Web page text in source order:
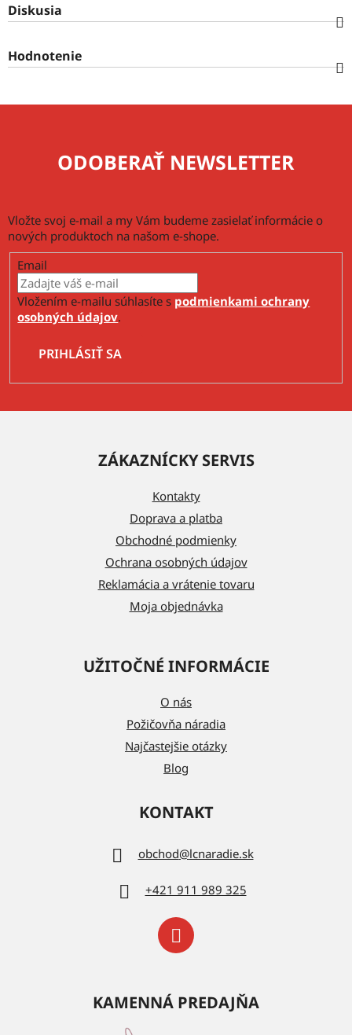
Diskusia
Hodnotenie
ODOBERAŤ NEWSLETTER
Vložte svoj e-mail a my Vám budeme zasielať informácie o
nových produktoch na našom e-shope.
Email
Vložením e-mailu súhlasíte s podmienkami ochrany
osobných údajov.
PRIHLÁSIŤ SA
ZÁKAZNÍCKY SERVIS
Kontakty
Doprava a platba
Obchodné podmienky
Ochrana osobných údajov
Reklamácia a vrátenie tovaru
Moja objednávka
UŽITOČNÉ INFORMÁCIE
O nás
Požičovňa náradia
Najčastejšie otázky
Blog
KONTAKT
obchod@lcnaradie.sk
+421 911 989 325
KAMENNÁ PREDAJŇA